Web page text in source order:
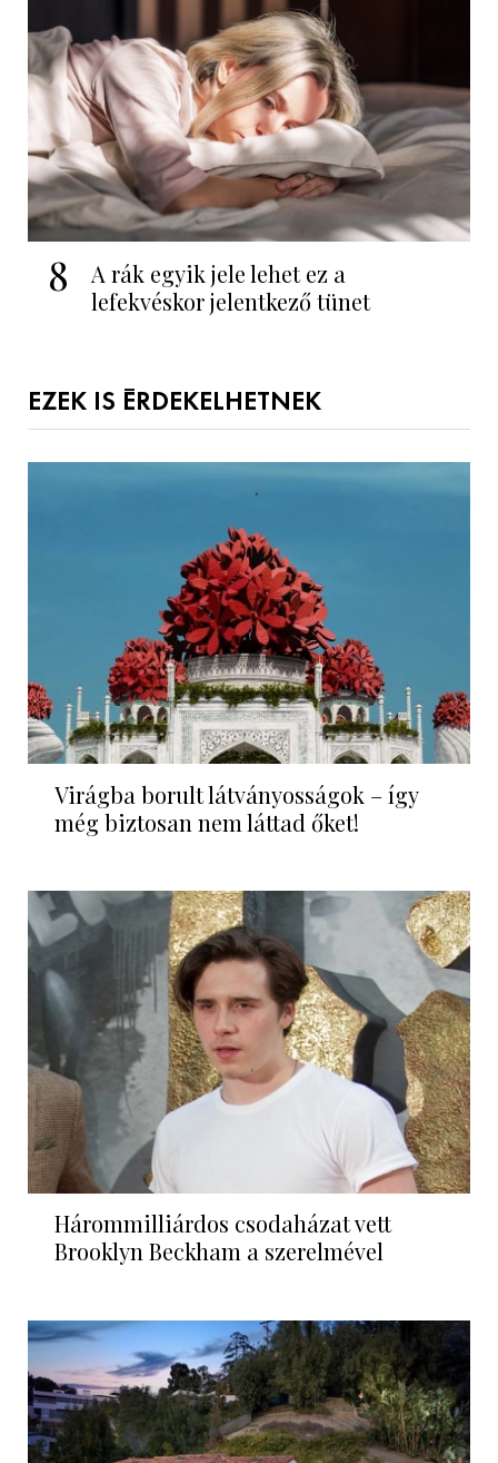
8
A rák egyik jele lehet ez a
lefekvéskor jelentkező tünet
EZEK IS ÉRDEKELHETNEK
Virágba borult látványosságok – így
még biztosan nem láttad őket!
Hárommilliárdos csodaházat vett
Brooklyn Beckham a szerelmével